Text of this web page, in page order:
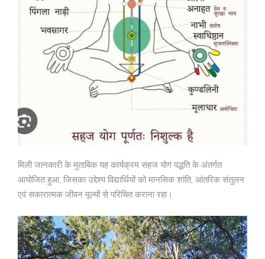
मिली जानकारी के मुताबिक यह कार्यक्रम सहज योग पद्धति के अंतर्गत
आयोजित हुआ, जिसका उद्देश्य विद्यार्थियों को मानसिक शांति, आंतरिक संतुलन
एवं सकारात्मक जीवन मूल्यों से परिचित कराना रहा।